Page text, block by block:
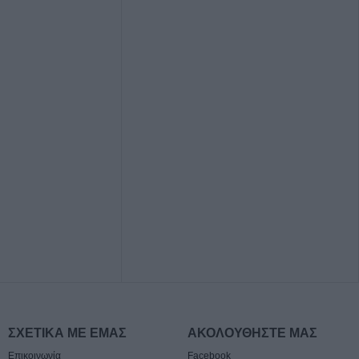
ΣΧΕΤΙΚΑ ΜΕ ΕΜΑΣ
Επικοινωνία
ΑΚΟΛΟΥΘΗΣΤΕ ΜΑΣ
Facebook